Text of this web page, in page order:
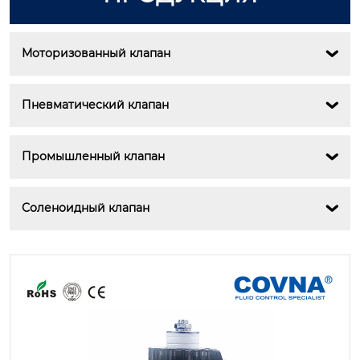
Моторизованный клапан 
Пневматический клапан 
Промышленный клапан 
Соленоидный клапан 